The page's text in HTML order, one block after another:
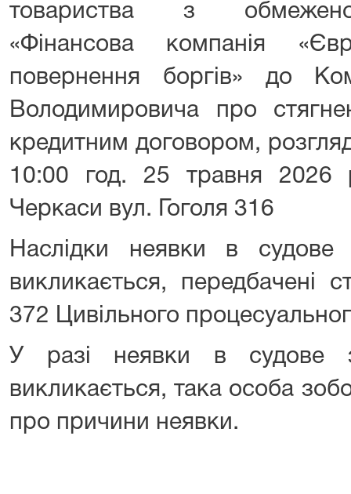
товариства з
«Фінансова компанія
повернення боргів» до
Володимировича про
кредитним договором,
10:00 год. 25 травня 2026
Черкаси вул. Гоголя 316
Наслідки неявки в судове
викликається, передбачені
372 Цивільного
У разі неявки в судове
викликається, така особа
про причини неявки.